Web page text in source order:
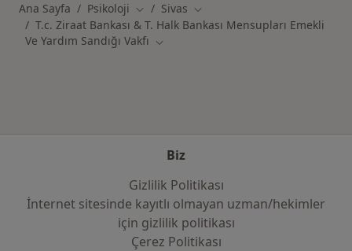
Ana Sayfa Psikoloji Şehir değiştir
Sivas Şehir değiştir
T.c. Ziraat Bankası & T. Halk Bankası Mensupları Emekli
Ve Yardım Sandığı Vakfı Şehir değiştir
Biz
Gizlilik Politikası
İnternet sitesinde kayıtlı olmayan uzman/hekimler
i̇çin gizlilik politikası
Çerez Politikası